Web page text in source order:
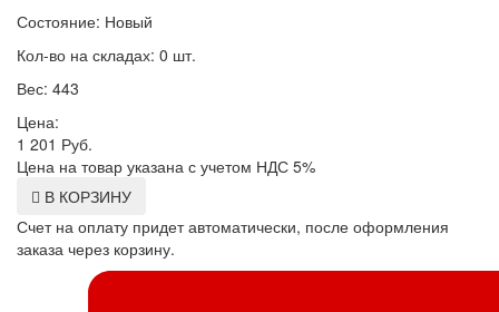
Состояние: Новый
Кол-во на складах: 0 шт.
Вес: 443
Цена:
1 201 Руб.
Цена на товар указана с учетом НДС 5%
В КОРЗИНУ
Счет на оплату придет автоматически, после оформления
заказа через корзину.